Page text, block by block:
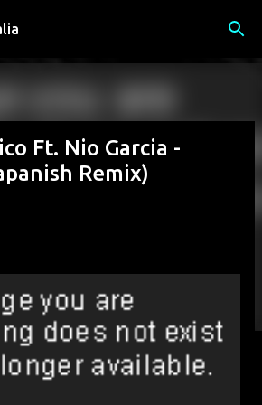
ai contenuti principali
Ft. Nio Garcia -
Remix)